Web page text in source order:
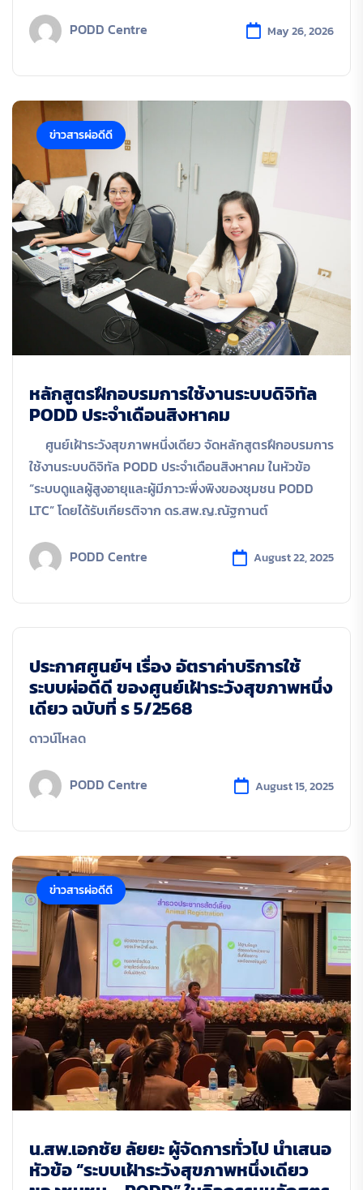
PODD Centre May 26, 2026
ข่าวสารผ่อดีดี
หลักสูตรฝึกอบรมการใช้งานระบบดิจิทัล
PODD ประจำเดือนสิงหาคม
ศูนย์เฝ้าระวังสุขภาพหนึ่งเดียว จัดหลักสูตรฝึกอบรมการ
ใช้งานระบบดิจิทัล PODD ประจำเดือนสิงหาคม ในหัวข้อ
“ระบบดูแลผู้สูงอายุและผู้มีภาวะพึ่งพิงของชุมชน PODD
LTC” โดยได้รับเกียรติจาก ดร.สพ.ญ.ณัฐกานต์
PODD Centre August 22, 2025
ประกาศศูนย์ฯ เรื่อง อัตราค่าบริการใช้
ระบบผ่อดีดี ของศูนย์เฝ้าระวังสุขภาพหนึ่ง
เดียว ฉบับที่ ร 5/2568
ดาวน์โหลด
PODD Centre August 15, 2025
ข่าวสารผ่อดีดี
น.สพ.เอกชัย ลัยยะ ผู้จัดการทั่วไป นำเสนอ
หัวข้อ “ระบบเฝ้าระวังสุขภาพหนึ่งเดียว